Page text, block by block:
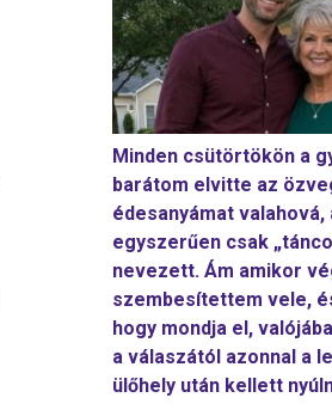
Minden csütörtökön a
barátom elvitte az
édesanyámat valahová,
egyszerűen csak
nevezett. Ám amikor
szembesítettem vele,
hogy mondja el,
a válaszától azonnal a
ülőhely után kellett